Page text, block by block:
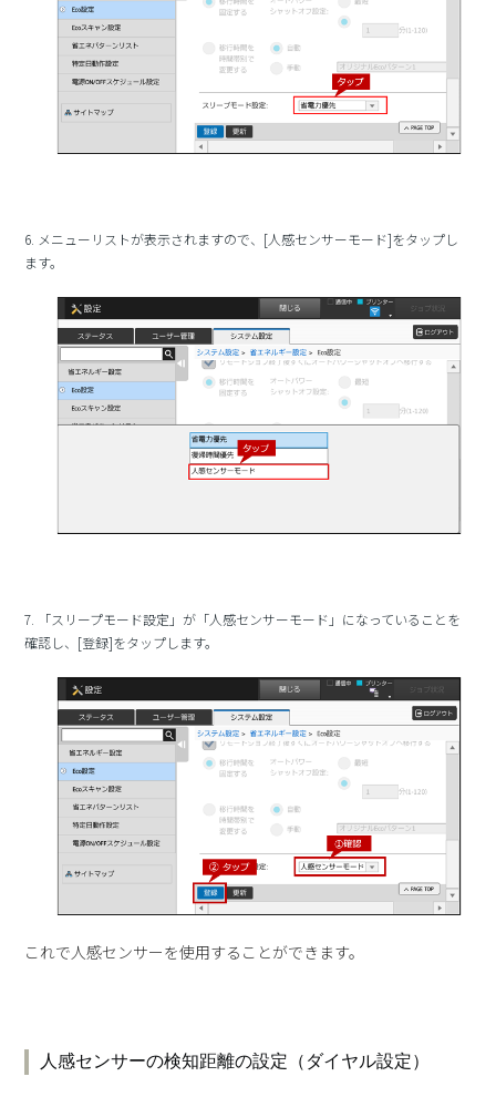
6. メニューリストが表示されますので、[人感センサーモード]をタップし
ます。
7. 「スリープモード設定」が「人感センサーモード」になっていることを
確認し、[登録]をタップします。
これで人感センサーを使用することができます。
人感センサーの検知距離の設定（ダイヤル設定）